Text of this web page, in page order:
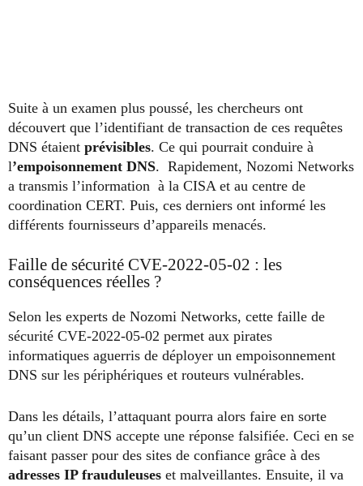
Suite à un examen plus poussé, les chercheurs ont
découvert que l’identifiant de transaction de ces requêtes
DNS étaient prévisibles. Ce qui pourrait conduire à
l’empoisonnement DNS. Rapidement, Nozomi Networks
a transmis l’information à la CISA et au centre de
coordination CERT. Puis, ces derniers ont informé les
différents fournisseurs d’appareils menacés.
Faille de sécurité CVE-2022-05-02 : les
conséquences réelles ?
Selon les experts de Nozomi Networks, cette faille de
sécurité CVE-2022-05-02 permet aux pirates
informatiques aguerris de déployer un empoisonnement
DNS sur les périphériques et routeurs vulnérables.
Dans les détails, l’attaquant pourra alors faire en sorte
qu’un client DNS accepte une réponse falsifiée. Ceci en se
faisant passer pour des sites de confiance grâce à des
adresses IP frauduleuses et malveillantes. Ensuite, il va